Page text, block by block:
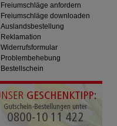
Freiumschläge anfordern
Freiumschläge downloaden
Auslandsbestellung
Reklamation
Widerrufsformular
Problembehebung
Bestellschein